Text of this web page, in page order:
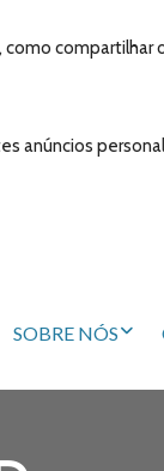
anúncios
SOBRE NÓS